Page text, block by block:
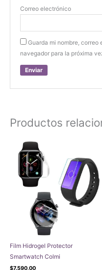
Correo electrónico
Guarda mi nombre,
navegador para la próxima
Productos
Film Hidrogel Protector
Smartwatch Colmi
$7.590,00